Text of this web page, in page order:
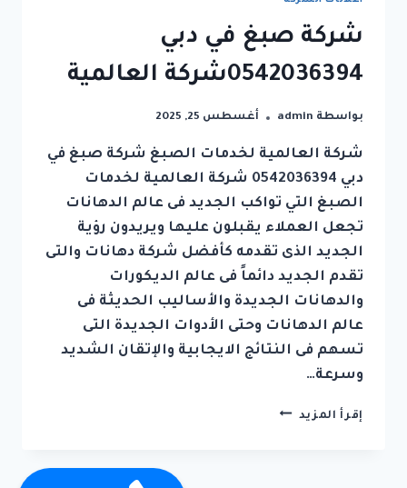
شركة صبغ في دبي
0542036394شركة العالمية
بواسطة admin أغسطس 25, 2025
شركة العالمية لخدمات الصبغ شركة صبغ في
دبي 0542036394 شركة العالمية لخدمات
الصبغ التي تواكب الجديد فى عالم الدهانات
تجعل العملاء يقبلون عليها ويريدون رؤية
الجديد الذى تقدمه كأفضل شركة دهانات والتى
تقدم الجديد دائماً فى عالم الديكورات
والدهانات الجديدة والأساليب الحديثة فى
عالم الدهانات وحتى الأدوات الجديدة التى
تسهم فى النتائج الايجابية والإتقان الشديد
وسرعة…
إقرأ المزيد شركة